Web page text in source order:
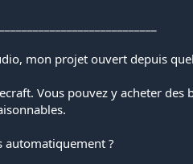
mon projet ouvert depuis
Vous pouvez y acheter
automatiquement ?